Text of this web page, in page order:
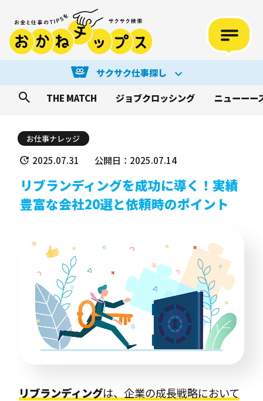
サクサク仕事探し
THE MATCH
ジョブクロッシング ニューーー
お仕事ナレッジ
2025.07.31 公開日：2025.07.14
リブランディングを成功に導く！実績
豊富な会社20選と依頼時のポイント
リブランディングは、企業の成長戦略において